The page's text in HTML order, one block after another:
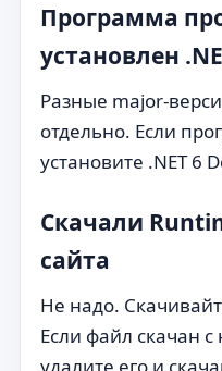
Программа
установлен
Разные major-
отдельно. Если
установите .NET 6
Скачали
сайта
Не надо.
Если файл скачан с